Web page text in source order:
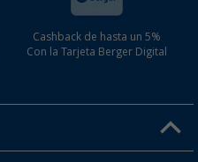
Cashback de hasta un 5%
Con la Tarjeta Berger Digital